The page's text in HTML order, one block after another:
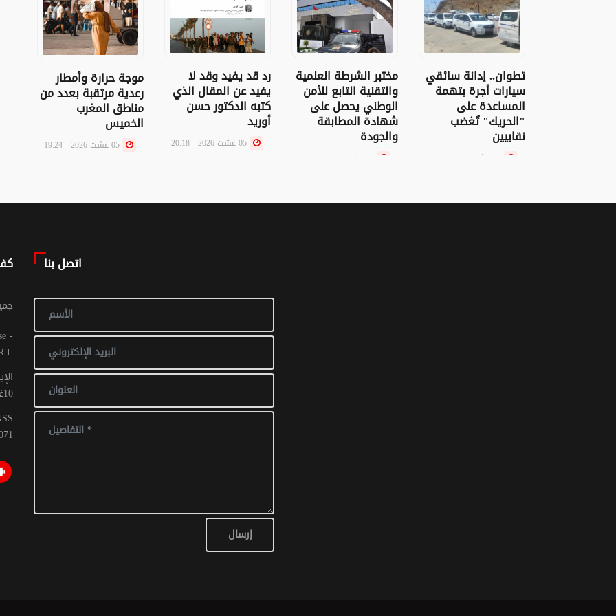
تطوان.. إدانة سائقي
سيارات أجرة بتهمة
المساعدة على
"الحريك" تُغضب
نقابيين
مختبر الشرطة العلمية
والتقنية التابع للأمن
الوطني يحصل على
شهادة المطابقة
والجودة
رد قد يفيد وقد لا
يفيد عن المقال الذي
كتبه الدكتور حسن
أوريد
موجة حرارة وأمطار
رعدية مرتقبة بعدد من
مناطق المغرب
الخميس
©
10غشت 2016: عدد 1 - 017 ص ح
اتصل بنا